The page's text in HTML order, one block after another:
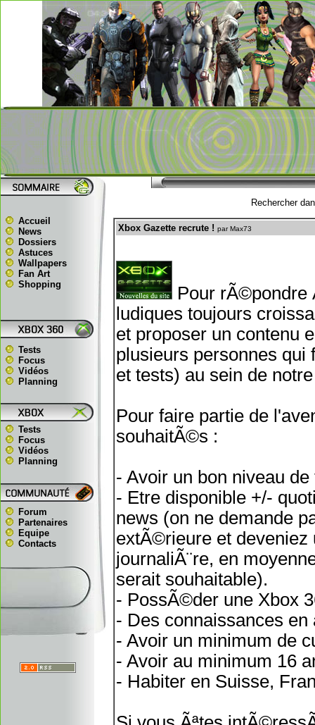
Accueil
News
Dossiers
Astuces
Wallpapers
Fan Art
Shopping
Tests
Focus
Vidéos
Planning
Tests
Focus
Vidéos
Planning
Forum
Partenaires
Equipe
Contacts
Rechercher
Xbox Gazette recrute ! par Max73
Pour
ludiques toujours
et proposer un contenu
plusieurs personnes
et tests) au sein de
Pour faire partie de
souhaitÃ©s :
- Avoir un bon niveau
- Etre disponible +/-
news (on ne demande
extÃ©rieure et deveniez
journaliÃ¨re, en
serait souhaitable).
- PossÃ©der une Xbox
- Des connaissances
- Avoir un minimum de
- Avoir au minimum 16
- Habiter en Suisse,